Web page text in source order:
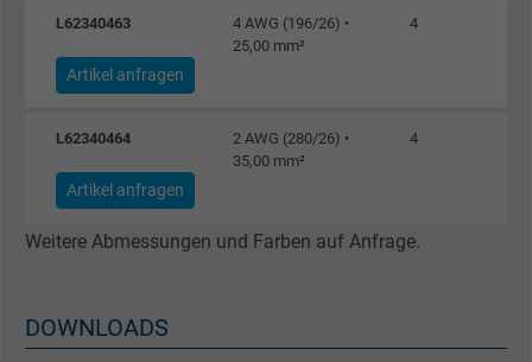
L62340463
4 AWG (196/26) •
25,00 mm²
4
Artikel anfragen
L62340464
2 AWG (280/26) •
35,00 mm²
4
Artikel anfragen
Weitere Abmessungen und Farben auf Anfrage.
DOWNLOADS